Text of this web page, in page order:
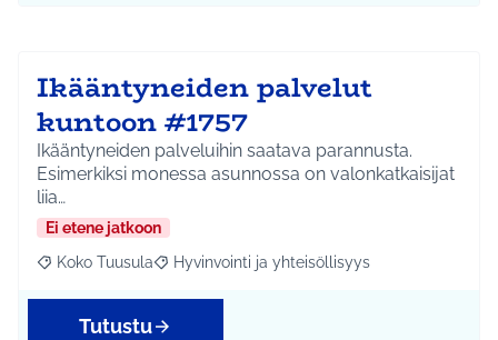
Ikääntyneiden palvelut
kuntoon #1757
Ikääntyneiden palveluihin saatava parannusta.
Esimerkiksi monessa asunnossa on valonkatkaisijat
liia…
Ei etene jatkoon
Rajaa tulokset aihepiirin mukaan: Koko Tuusula
Koko Tuusula Rajaa tulokset teeman mukaan: Hyvinvointi ja
Hyvinvointi ja yhteisöllisyys
Tutustu